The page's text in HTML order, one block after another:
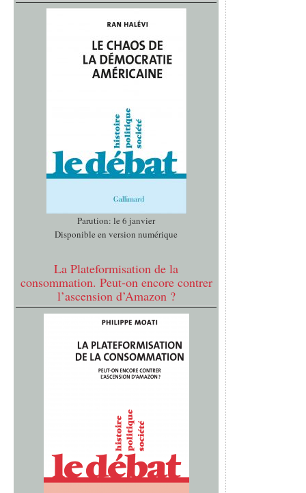
Parution: le 6 janvier
Disponible en version numérique
La Plateformisation de la
consommation. Peut-on encore contrer
l’ascension d’Amazon ?